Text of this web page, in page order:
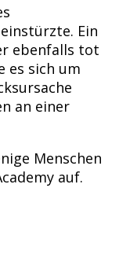
Ein
ebenfalls tot
es sich um
an einer
Menschen
auf.